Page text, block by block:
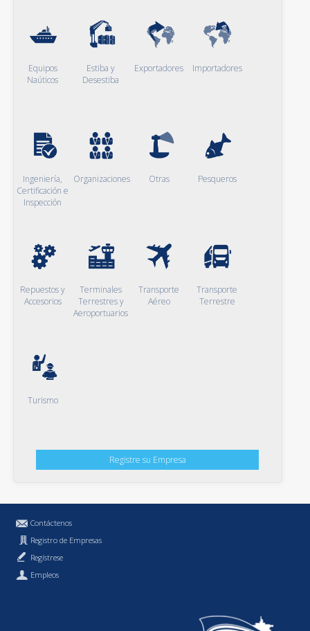
Equipos
Naúticos
Estiba y
Desestiba
Exportadores Importadores
Ingeniería,
Certificación e
Inspección
Organizaciones Otras Pesqueros
Repuestos y
Accesorios
Terminales
Terrestres y
Aeroportuarios
Transporte
Aéreo
Transporte
Terrestre
Turismo
Registre su Empresa
Contáctenos
Registro de Empresas
Regístrese
Empleos